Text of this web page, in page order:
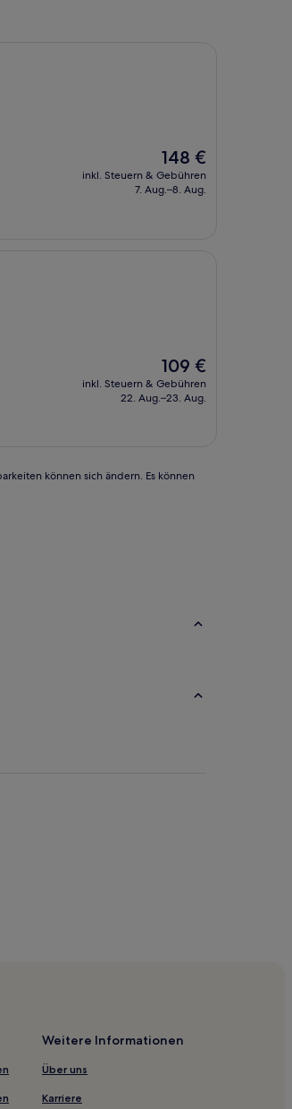
Der
Preis
beträgt
148 €
inkl. Steuern & Gebühren
7. Aug.–8. Aug.
Der
Preis
beträgt
109 €
inkl. Steuern & Gebühren
22. Aug.–23. Aug.
können sich ändern. Es können
Weitere Informationen
Über uns
Karriere